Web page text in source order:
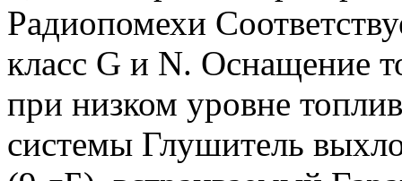
Радиопомехи
класс G и N. Оснащение
при низком уровне
системы Глушитель